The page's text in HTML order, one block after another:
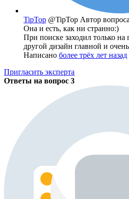
TipTop @TipTop Автор вопроса
Она и есть, как ни странно:)
При поиске заходил только на
другой дизайн главной и
Написано более трёх лет назад
Пригласить эксперта
Ответы на вопрос 3